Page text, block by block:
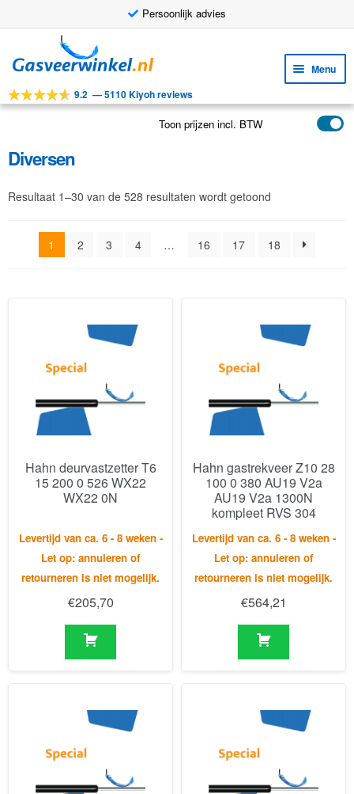
Persoonlijk advies
door
navigatie
naar
inhoud
Menu
Tools
Toepassingen
Klantenservice
9.2 —5110 Kiyoh reviews
Toon prijzen incl. BTW
Diversen
Resultaat 1–30 van de 528 resultaten wordt getoond
1 2 3 4 … 16 17 18
Hahn deurvastzetter T6
15 200 0 526 WX22
WX22 0N
Levertijd van ca. 6 - 8 weken -
Let op: annuleren of
retourneren is niet mogelijk.
€205,70
Hahn gastrekveer Z10 28
100 0 380 AU19 V2a
AU19 V2a 1300N
kompleet RVS 304
Levertijd van ca. 6 - 8 weken -
Let op: annuleren of
retourneren is niet mogelijk.
€564,21